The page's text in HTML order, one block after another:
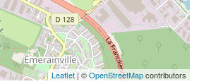
Leaflet| ©OpenStreetMapcontributors